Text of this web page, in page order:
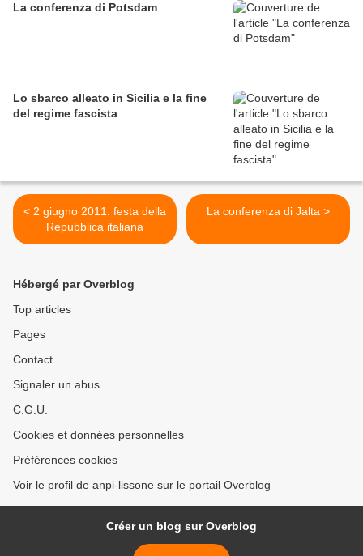
La conferenza di Potsdam
Lo sbarco alleato in Sicilia e la fine
del regime fascista
< 2 giugno 2011: festa della
Repubblica italiana
La conferenza di Jalta >
Hébergé par Overblog
Top articles
Pages
Contact
Signaler un abus
C.G.U.
Cookies et données personnelles
Préférences cookies
Voir le profil de anpi-lissone sur le portail Overblog
Créer un blog sur Overblog